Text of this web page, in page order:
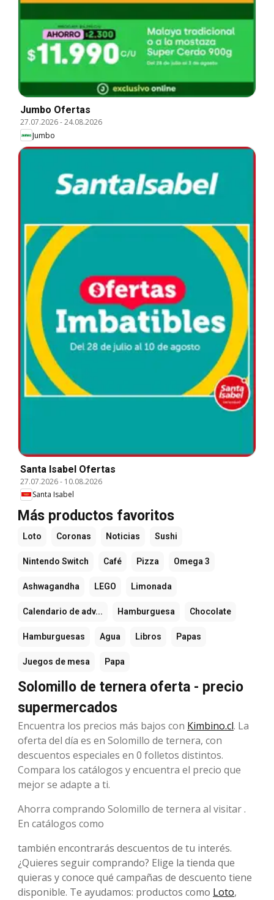
Jumbo Ofertas
27.07.2026-24.08.2026
Jumbo
Santa Isabel Ofertas
27.07.2026- 10.08.2026
Santa Isabel
Más productos favoritos
Loto Coronas Noticias Sushi
Nintendo Switch Café Pizza Omega 3
Ashwagandha LEGO Limonada
Calendario de adv... Hamburguesa Chocolate
Hamburguesas Agua Libros Papas
Juegos de mesa Papa
Solomillo de ternera oferta - precio
supermercados
Encuentra los precios más bajos con Kimbino.cl. La
oferta del día es en Solomillo de ternera, con
descuentos especiales en 0 folletos distintos.
Compara los catálogos y encuentra el precio que
mejor se adapte a ti.
Ahorra comprando Solomillo de ternera al visitar .
En catálogos como
también encontrarás descuentos de tu interés.
¿Quieres seguir comprando? Elige la tienda que
quieras y conoce qué campañas de descuento tiene
disponible. Te ayudamos: productos como Loto,